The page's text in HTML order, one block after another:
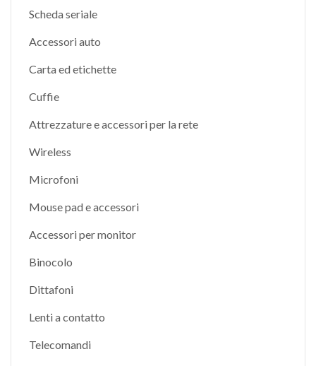
Scheda seriale
Accessori auto
Carta ed etichette
Cuffie
Attrezzature e accessori per la rete
Wireless
Microfoni
Mouse pad e accessori
Accessori per monitor
Binocolo
Dittafoni
Lenti a contatto
Telecomandi